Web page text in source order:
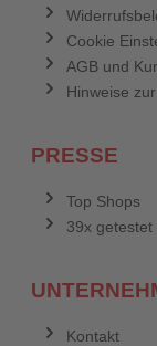
Cookie
AGB und
Hinweise
PRESSE
Top Shops
39x
Kontakt